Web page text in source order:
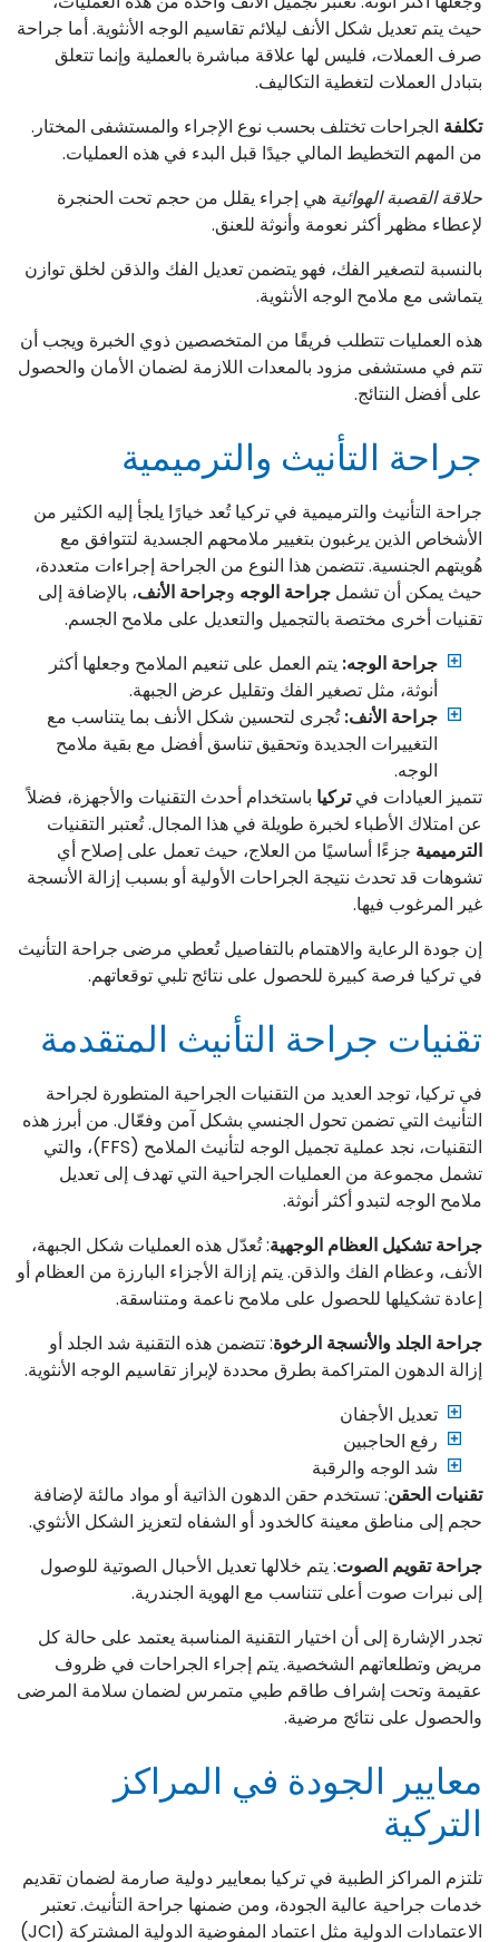
حيث يتم تعديل شكل الأنف ليلائم تقاسيم الوجه الأنثوية. أما جراحة
صرف العملات، فليس لها علاقة مباشرة بالعملية وإنما تتعلق
بتبادل العملات لتغطية التكاليف.
تكلفة الجراحات تختلف بحسب نوع الإجراء والمستشفى المختار.
من المهم التخطيط المالي جيدًا قبل البدء في هذه العمليات.
حلاقة القصبة الهوائية هي إجراء يقلل من حجم تحت الحنجرة
لإعطاء مظهر أكثر نعومة وأنوثة للعنق.
بالنسبة لتصغير الفك، فهو يتضمن تعديل الفك والذقن لخلق توازن
يتماشى مع ملامح الوجه الأنثوية.
هذه العمليات تتطلب فريقًا من المتخصصين ذوي الخبرة ويجب أن
تتم في مستشفى مزود بالمعدات اللازمة لضمان الأمان والحصول
على أفضل النتائج.
جراحة التأنيث والترميمية
جراحة التأنيث والترميمية في تركيا تُعد خيارًا يلجأ إليه الكثير من
الأشخاص الذين يرغبون بتغيير ملامحهم الجسدية لتتوافق مع
هُويتهم الجنسية. تتضمن هذا النوع من الجراحة إجراءات متعددة،
حيث يمكن أن تشمل جراحة الوجه وجراحة الأنف، بالإضافة إلى
تقنيات أخرى مختصة بالتجميل والتعديل على ملامح الجسم.
جراحة الوجه: يتم العمل على تنعيم الملامح وجعلها أكثر
أنوثة، مثل تصغير الفك وتقليل عرض الجبهة.
جراحة الأنف:تُجرى لتحسين شكل الأنف بما يتناسب مع
التغييرات الجديدة وتحقيق تناسق أفضل مع بقية ملامح
الوجه.
تتميز العيادات فيتركيا باستخدام أحدث التقنيات والأجهزة، فضلاً
عن امتلاك الأطباء لخبرة طويلة في هذا المجال. تُعتبر التقنيات
الترميمية جزءًا أساسيًا من العلاج، حيث تعمل على إصلاح أي
تشوهات قد تحدث نتيجة الجراحات الأولية أو بسبب إزالة الأنسجة
غير المرغوب فيها.
إن جودة الرعاية والاهتمام بالتفاصيل تُعطي مرضى جراحة التأنيث
في تركيا فرصة كبيرة للحصول على نتائج تلبي توقعاتهم.
تقنيات جراحة التأنيث المتقدمة
في تركيا، توجد العديد من التقنيات الجراحية المتطورة لجراحة
التأنيث التي تضمن تحول الجنسي بشكل آمن وفعّال. من أبرز هذه
التقنيات، نجد عملية تجميل الوجه لتأنيث الملامح (FFS)، والتي
تشمل مجموعة من العمليات الجراحية التي تهدف إلى تعديل
ملامح الوجه لتبدو أكثر أنوثة.
جراحة تشكيل العظام الوجهية: تُعدّل هذه العمليات شكل الجبهة،
الأنف، وعظام الفك والذقن. يتم إزالة الأجزاء البارزة من العظام أو
إعادة تشكيلها للحصول على ملامح ناعمة ومتناسقة.
جراحة الجلد والأنسجة الرخوة: تتضمن هذه التقنية شد الجلد أو
إزالة الدهون المتراكمة بطرق محددة لإبراز تقاسيم الوجه الأنثوية.
تعديل الأجفان
رفع الحاجبين
شد الوجه والرقبة
تقنيات الحقن: تستخدم حقن الدهون الذاتية أو مواد مالئة لإضافة
حجم إلى مناطق معينة كالخدود أو الشفاه لتعزيز الشكل الأنثوي.
جراحة تقويم الصوت: يتم خلالها تعديل الأحبال الصوتية للوصول
إلى نبرات صوت أعلى تتناسب مع الهوية الجندرية.
تجدر الإشارة إلى أن اختيار التقنية المناسبة يعتمد على حالة كل
مريض وتطلعاتهم الشخصية. يتم إجراء الجراحات في ظروف
عقيمة وتحت إشراف طاقم طبي متمرس لضمان سلامة المرضى
والحصول على نتائج مرضية.
معايير الجودة في المراكز
التركية
تلتزم المراكز الطبية في تركيا بمعايير دولية صارمة لضمان تقديم
خدمات جراحية عالية الجودة، ومن ضمنها جراحة التأنيث. تعتبر
الاعتمادات الدولية مثل اعتماد المفوضية الدولية المشتركة (JCI)